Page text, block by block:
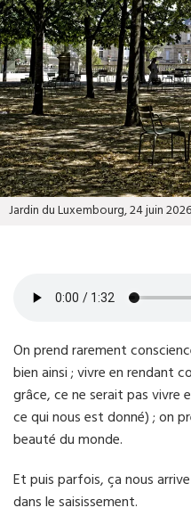
Jardin du Luxembourg, 24 juin 2026
On prend rarement
bien ainsi ; vivre en rendant
grâce, ce ne serait pas vivre
ce qui nous est donné) ; on
beauté du monde.
Et puis parfois, ça nous
dans le saisissement.